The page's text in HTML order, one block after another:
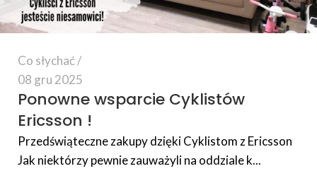
Co słychać
08 gru 2025
Ponowne wsparcie Cyklistów
Ericsson !
Przedświąteczne zakupy dzięki Cyklistom z Ericsson
Jak niektórzy pewnie zauważyli na oddziale k...